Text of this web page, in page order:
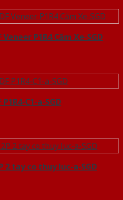
P1R4 Căm Xe-SGD
C1-a-SGD
2 tay co thuy luc-a-SGD